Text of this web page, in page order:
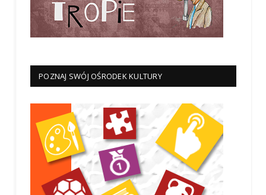
POZNAJ SWÓJ OŚRODEK KULTURY